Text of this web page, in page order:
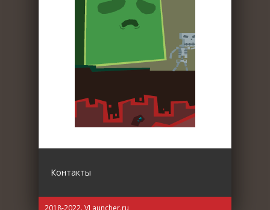
Контакты
2018-2022. VLauncher.ru